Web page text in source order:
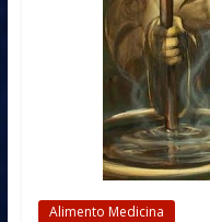
Alimento Medicina